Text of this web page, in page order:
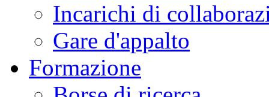
Incarichi di
Gare d'appalto
Formazione